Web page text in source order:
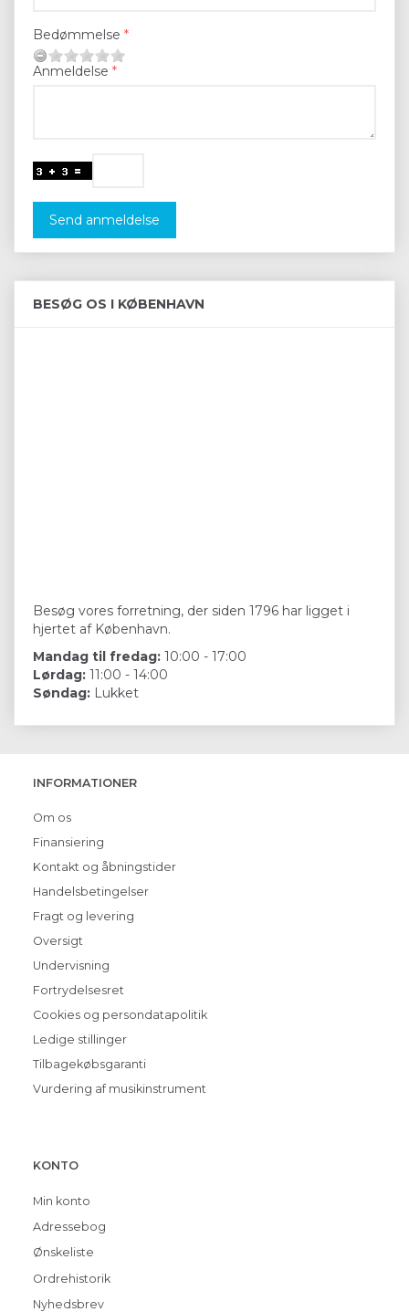
Bedømmelse
Anmeldelse
Send anmeldelse
BESØG OS I KØBENHAVN
Besøg vores forretning, der siden 1796 har ligget i
hjertet af København.
Mandag til fredag: 10:00 - 17:00
Lørdag: 11:00 - 14:00
Søndag: Lukket
INFORMATIONER
Om os
Finansiering
Kontakt og åbningstider
Handelsbetingelser
Fragt og levering
Oversigt
Undervisning
Fortrydelsesret
Cookies og persondatapolitik
Ledige stillinger
Tilbagekøbsgaranti
Vurdering af musikinstrument
KONTO
Min konto
Adressebog
Ønskeliste
Ordrehistorik
Nyhedsbrev